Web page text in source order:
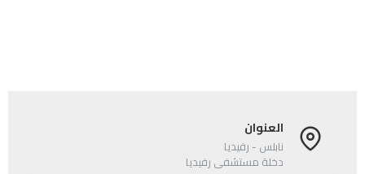
العنوان
نابلس - رفيديا
دخلة مستشفى رفيديا